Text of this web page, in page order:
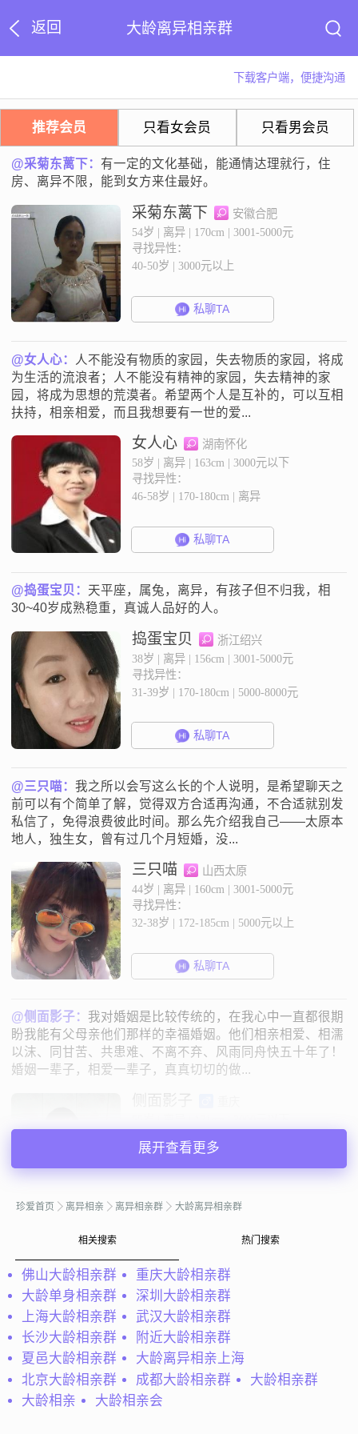
返回 大龄离异相亲群
下载客户端，便捷沟通
推荐会员 只看女会员 只看男会员
@采菊东蓠下：有一定的文化基础，能通情达理就行，住
房、离异不限，能到女方来住最好。
采菊东蓠下
安徽合肥
54岁 | 离异 | 170cm | 3001-5000元
寻找异性：
40-50岁 | 3000元以上
私聊TA
@女人心： 人不能没有物质的家园，失去物质的家园，将成
为生活的流浪者；人不能没有精神的家园，失去精神的家
园，将成为思想的荒漠者。希望两个人是互补的，可以互相
扶持，相亲相爱，而且我想要有一世的爱...
女人心
湖南怀化
58岁 | 离异 | 163cm | 3000元以下
寻找异性：
46-58岁 | 170-180cm | 离异
私聊TA
@捣蛋宝贝： 天平座，属兔，离异，有孩子但不归我，相
30~40岁成熟稳重，真诚人品好的人。
捣蛋宝贝
浙江绍兴
38岁 | 离异 | 156cm | 3001-5000元
寻找异性：
31-39岁 | 170-180cm | 5000-8000元
私聊TA
@三只喵：我之所以会写这么长的个人说明，是希望聊天之
前可以有个简单了解，觉得双方合适再沟通，不合适就别发
私信了，免得浪费彼此时间。那么先介绍我自己——太原本
地人，独生女，曾有过几个月短婚，没...
三只喵
山西太原
44岁 | 离异 | 160cm | 3001-5000元
寻找异性：
32-38岁 | 172-185cm | 5000元以上
私聊TA
@侧面影子： 我对婚姻是比较传统的，在我心中一直都很期
盼我能有父母亲他们那样的幸福婚姻。他们相亲相爱、相濡
以沫、同甘苦、共患难、不离不弃、风雨同舟快五十年了！
婚姻一辈子，相爱一辈子，真真切切的做...
38-42岁 | 151-173cm | 3000-50000元
@FELICIA：50岁的老女人在男人心中仅存的气质：典雅、
文静。骨子里带有热情、专一、浪漫但很人性。一辈子教
书，后20年开始学会育人，为下辈子积累功德，是个不错的
人师。经济收入能维持自己在深圳的生...
FELICIA
广东深圳
63岁 | 离异 | 160cm | 12001-20000元
寻找异性：
49-59岁 | 170cm以上 | 离异
展开查看更多
珍爱首页 离异相亲 离异相亲群 大龄离异相亲群
相关搜索 热门搜索
佛山大龄相亲群
重庆大龄相亲群
大龄单身相亲群
深圳大龄相亲群
上海大龄相亲群
武汉大龄相亲群
长沙大龄相亲群
附近大龄相亲群
夏邑大龄相亲群
大龄离异相亲上海
北京大龄相亲群
成都大龄相亲群
大龄相亲群
大龄相亲
大龄相亲会